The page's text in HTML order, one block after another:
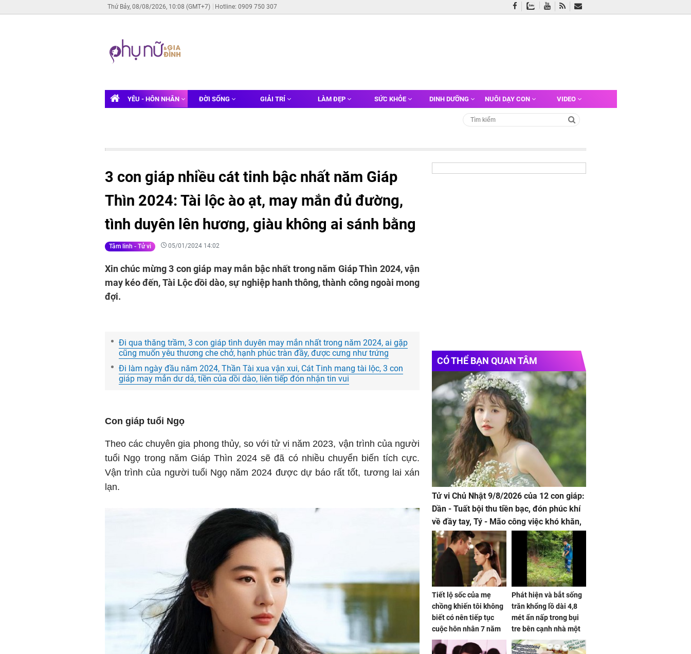
Thứ Bảy, 08/08/2026, 10:08 (GMT+7) Hotline: 0909 750 307
YÊU - HÔN NHÂN ĐỜI SỐNG GIẢI TRÍ LÀM ĐẸP SỨC KHỎE DINH DƯỠNG NUÔI DẠY CON VIDEO
3 con giáp nhiều cát tinh bậc nhất năm Giáp
Thìn 2024: Tài lộc ào ạt, may mắn đủ đường,
tình duyên lên hương, giàu không ai sánh bằng
Tâm linh - Tử vi 05/01/2024 14:02
Xin chúc mừng 3 con giáp may mắn bậc nhất trong năm Giáp Thìn 2024, vận
may kéo đến, Tài Lộc dồi dào, sự nghiệp hanh thông, thành công ngoài mong
đợi.
Đi qua thăng trầm, 3 con giáp tình duyên may mắn nhất trong năm 2024, ai gặp
cũng muốn yêu thương che chở, hạnh phúc tràn đầy, được cưng như trứng
Đi làm ngày đầu năm 2024, Thần Tài xua vận xui, Cát Tinh mang tài lộc, 3 con
giáp may mắn dư dả, tiền của dồi dào, liên tiếp đón nhận tin vui
Con giáp tuổi Ngọ
Theo các chuyên gia phong thủy, so vớitử vi năm 2023, vận trình của người
tuổi Ngọ trong năm Giáp Thìn 2024 sẽ đã có nhiều chuyển biến tích cực.
Vận trình của người tuổi Ngọ năm 2024 được dự báo rất tốt, tương lai xán
lạn.
CÓ THỂ BẠN QUAN TÂM
Tử vi Chủ Nhật 9/8/2026 của 12 con giáp:
Dần - Tuất bội thu tiền bạc, đón phúc khí
về đầy tay, Tý - Mão công việc khó khăn,
tiền bạc đội nón ra đi
Tiết lộ sốc của mẹ
chồng khiến tôi không
biết có nên tiếp tục
cuộc hôn nhân 7 năm
nữa hay không
Phát hiện và bắt sống
trăn khổng lồ dài 4,8
mét ẩn nấp trong bụi
tre bên cạnh nhà một
cụ bà